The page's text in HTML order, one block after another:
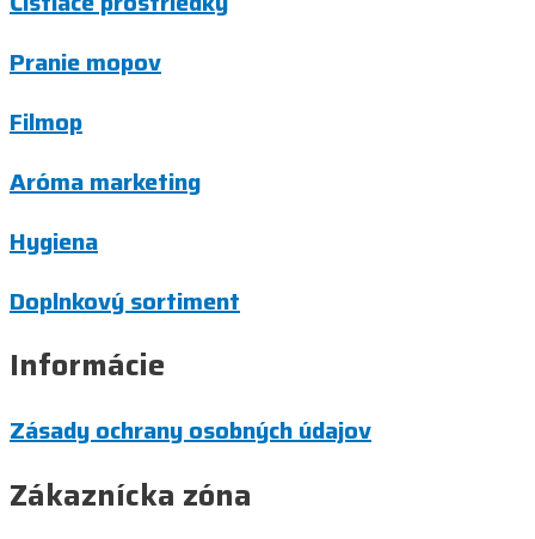
Pranie mopov
Filmop
Aróma marketing
Hygiena
Doplnkový sortiment
Informácie
Zásady ochrany osobných údajov
Zákaznícka zóna